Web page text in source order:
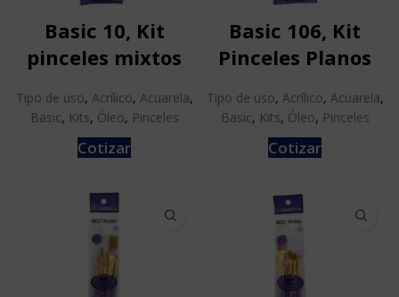
Basic 10, Kit
pinceles mixtos
Tipo de uso, Acrílico, Acuarela,
Basic, Kits, Óleo, Pinceles
Cotizar
Basic 106, Kit
Pinceles Planos
Tipo de uso, Acrílico, Acuarela,
Basic, Kits, Óleo, Pinceles
Cotizar